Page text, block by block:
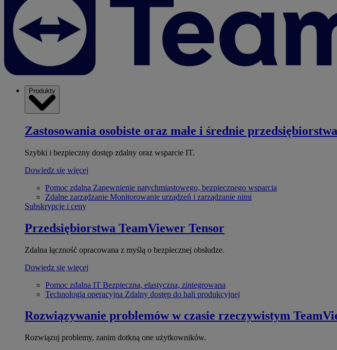
Produkty
Zastosowania osobiste oraz małe i średnie przedsiębiorstwa
Szybki i bezpieczny dostęp zdalny oraz wsparcie IT.
Dowiedz się więcej
Pomoc zdalna Zapewnienie natychmiastowego, bezpiecznego wsparcia
Zdalne zarządzanie Monitorowanie urządzeń i zarządzanie nimi
Subskrypcje i ceny
Przedsiębiorstwa TeamViewer Tensor
Zdalna łączność opracowana z myślą o bezpiecznej obsłudze.
Dowiedz się więcej
Pomoc zdalna IT Bezpieczna, elastyczna, zintegrowana
Technologia operacyjna Zdalny dostęp do hali produkcyjnej
Rozwiązywanie problemów w czasie rzeczywistym
Rozwiązuj problemy, zanim dotkną one użytkowników.